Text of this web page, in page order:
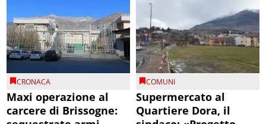
CRONACA
Maxi operazione al
carcere di Brissogne:
COMUNI
Supermercato al
Quartiere Dora, il